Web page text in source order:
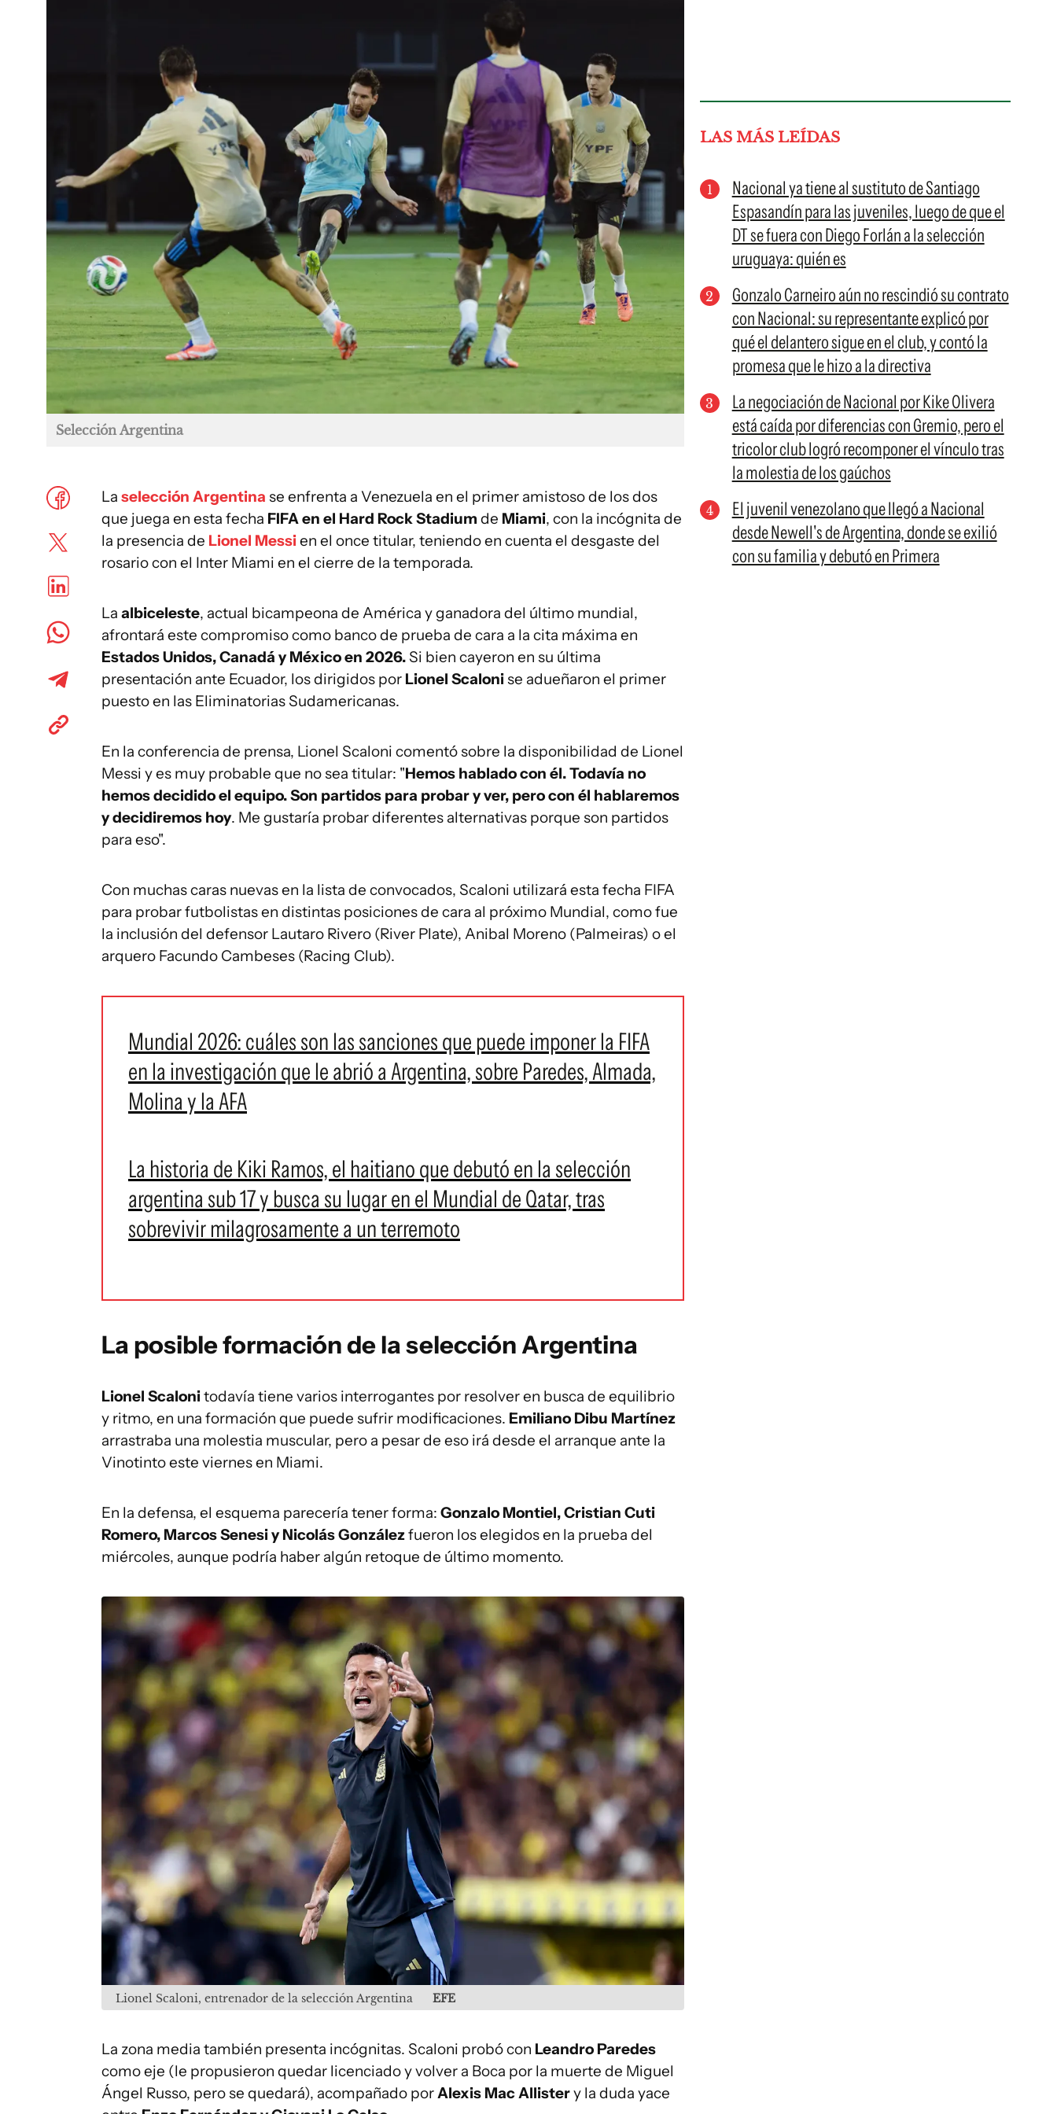
Selección Argentina
La selección Argentina se enfrenta a Venezuela en el primer amistoso de los dos
que juega en esta fecha FIFA en el Hard Rock Stadium de Miami, con la incógnita de
la presencia de Lionel Messi en el once titular, teniendo en cuenta el desgaste del
rosario con el Inter Miami en el cierre de la temporada.
La albiceleste, actual bicampeona de América y ganadora del último mundial,
afrontará este compromiso como banco de prueba de cara a la cita máxima en
Estados Unidos, Canadá y México en 2026. Si bien cayeron en su última
presentación ante Ecuador, los dirigidos por Lionel Scaloni se adueñaron el primer
puesto en las Eliminatorias Sudamericanas.
En la conferencia de prensa, Lionel Scaloni comentó sobre la disponibilidad de Lionel
Messi y es muy probable que no sea titular: "Hemos hablado con él. Todavía no
hemos decidido el equipo. Son partidos para probar y ver, pero con él hablaremos
y decidiremos hoy. Me gustaría probar diferentes alternativas porque son partidos
para eso".
Con muchas caras nuevas en la lista de convocados, Scaloni utilizará esta fecha FIFA
para probar futbolistas en distintas posiciones de cara al próximo Mundial, como fue
la inclusión del defensor Lautaro Rivero (River Plate), Anibal Moreno (Palmeiras) o el
arquero Facundo Cambeses (Racing Club).
Mundial 2026: cuáles son las sanciones que puede imponer la FIFA
en la investigación que le abrió a Argentina, sobre Paredes, Almada,
Molina y la AFA
La historia de Kiki Ramos, el haitiano que debutó en la selección
argentina sub 17 y busca su lugar en el Mundial de Qatar, tras
sobrevivir milagrosamente a un terremoto
La posible formación de la selección Argentina
Lionel Scaloni todavía tiene varios interrogantes por resolver en busca de equilibrio
y ritmo, en una formación que puede sufrir modificaciones. Emiliano Dibu Martínez
arrastraba una molestia muscular, pero a pesar de eso irá desde el arranque ante la
Vinotinto este viernes en Miami.
En la defensa, el esquema parecería tener forma: Gonzalo Montiel, Cristian Cuti
Romero, Marcos Senesi y Nicolás Gonzálezfueron los elegidos en la prueba del
miércoles, aunque podría haber algún retoque de último momento.
Lionel Scaloni, entrenador de la selección Argentina EFE
La zona media también presenta incógnitas. Scaloni probó con Leandro Paredes
como eje (le propusieron quedar licenciado y volver a Boca por la muerte de Miguel
Ángel Russo, pero se quedará), acompañado por Alexis Mac Allistery la duda yace
LAS MÁS LEÍDAS
Nacional ya tiene al sustituto de Santiago
Espasandín para las juveniles, luego de que el
DT se fuera con Diego Forlán a la selección
uruguaya: quién es
Gonzalo Carneiro aún no rescindió su contrato
con Nacional: su representante explicó por
qué el delantero sigue en el club, y contó la
promesa que le hizo a la directiva
La negociación de Nacional por Kike Olivera
está caída por diferencias con Gremio, pero el
tricolor club logró recomponer el vínculo tras
la molestia de los gaúchos
El juvenil venezolano que llegó a Nacional
desde Newell's de Argentina, donde se exilió
con su familia y debutó en Primera